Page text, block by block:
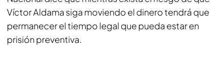
Víctor Aldama siga moviendo el dinero tendrá que
permanecer el tiempo legal que pueda estar en
prisión preventiva.